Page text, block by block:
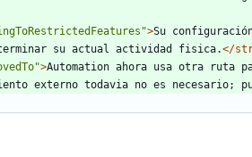
>Su
su actual actividad fisica.</
>Automation ahora usa otra ruta
externo todavia no es necesario;